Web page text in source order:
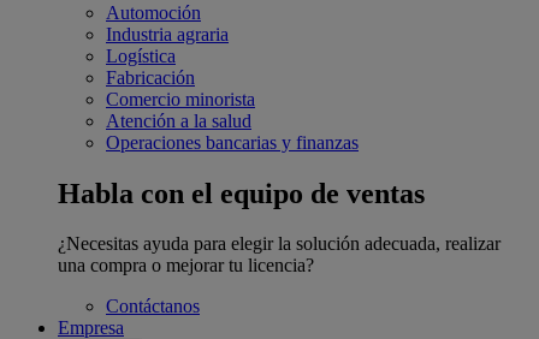
Automoción
Industria agraria
Logística
Fabricación
Comercio minorista
Atención a la salud
Operaciones bancarias y finanzas
Habla con el equipo de ventas
¿Necesitas ayuda para elegir la solución adecuada, realizar
una compra o mejorar tu licencia?
Contáctanos
Empresa